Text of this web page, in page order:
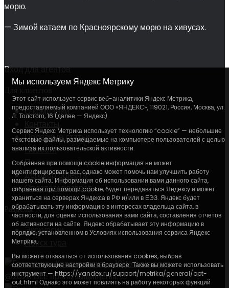
Мы используем Яндекс Метрику
Этот сайт использует сервис веб-аналитики Яндекс Метрика,
предоставляемый компанией ООО «ЯНДЕКС», 119021, Россия, Москва, ул.
Л. Толстого, 16 (далее — Яндекс).
Сервис Яндекс Метрика использует технологию “cookie” — небольшие
текстовые файлы, размещаемые на компьютере пользователей с целью
анализа их пользовательской активности.
Собранная при помощи cookie информация не может
идентифицировать вас, однако может помочь нам улучшить работу
нашего сайта. Информация об использовании вами данного сайта,
собранная при помощи cookie, будет передаваться Яндексу и может
храниться на серверах Яндекса в РФ и/или в ЕЭЗ. Яндекс будет
обрабатывать эту информацию в интересах владельца сайта, в
частности, для оценки использования вами сайта, составления отчетов
об активности на сайте. Яндекс обрабатывает эту информацию в
порядке, установленном в Условиях использования сервиса Яндекс
Метрика.
Вы можете отказаться от использования cookies, выбрав
соответствующие настройки в браузере. Также вы можете использовать
инструмент — https://yandex.ru/support/metrika/general/opt-
out.html Однако это может повлиять на работу некоторых функций
морю.
— Зимой катаем по Красноярскому морю на хивусах.
Вход для агентов
О компании
Полезные статьи
Новости
Политика конфиденциальности
Договор оферта
Оплата и возврат
Разделы
Экскурсии
Поиск тура
@2026 Все права защищены.